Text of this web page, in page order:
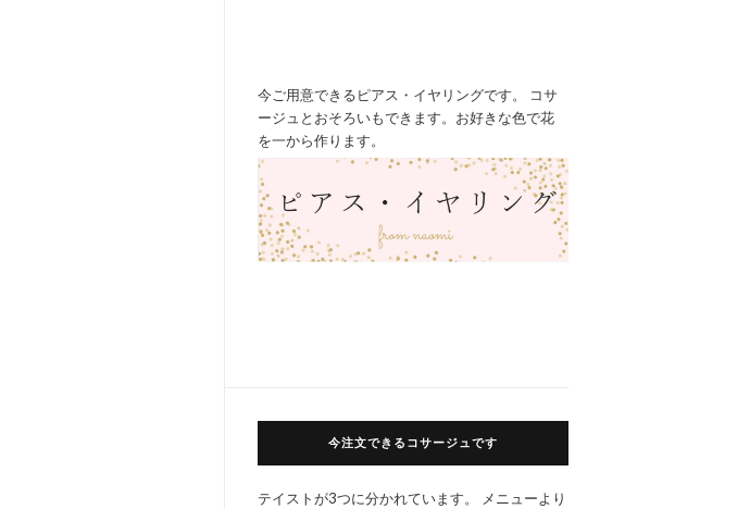
今ご用意できるピアス・イヤリングです。 コサ
ージュとおそろいもできます。お好きな色で花
を一から作ります。
今注文できるコサージュです
テイストが3つに分かれています。 メニューより